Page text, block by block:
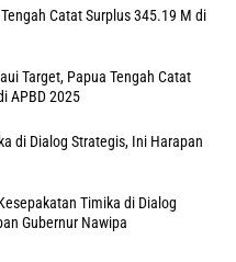
Target, Papua Tengah Catat
APBD 2025
Timika di Dialog
Gubernur Nawipa